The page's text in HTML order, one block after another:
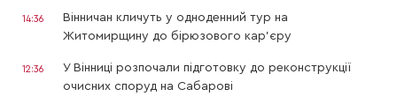
14:36
Вінничан кличуть у одноденний тур на
Житомирщину до бірюзового кар’єру
12:36
У Вінниці розпочали підготовку до реконструкції
очисних споруд на Сабарові